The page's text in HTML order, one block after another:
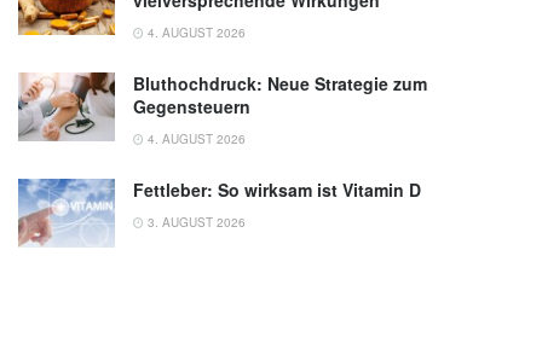
4. AUGUST 2026
Bluthochdruck: Neue Strategie zum
Gegensteuern
4. AUGUST 2026
Fettleber: So wirksam ist Vitamin D
3. AUGUST 2026